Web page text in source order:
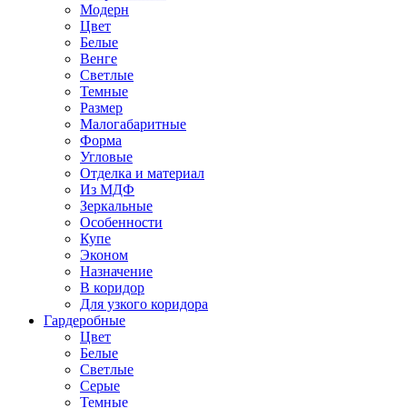
Модерн
Цвет
Белые
Венге
Светлые
Темные
Размер
Малогабаритные
Форма
Угловые
Отделка и материал
Из МДФ
Зеркальные
Особенности
Купе
Эконом
Назначение
В коридор
Для узкого коридора
Гардеробные
Цвет
Белые
Светлые
Серые
Темные